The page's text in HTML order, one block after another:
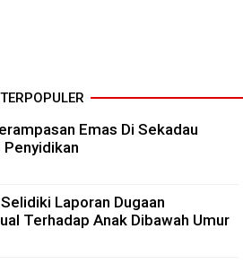
TERPOPULER
Emas Di Sekadau
Penyidikan
Laporan Dugaan
Terhadap Anak Dibawah Umur